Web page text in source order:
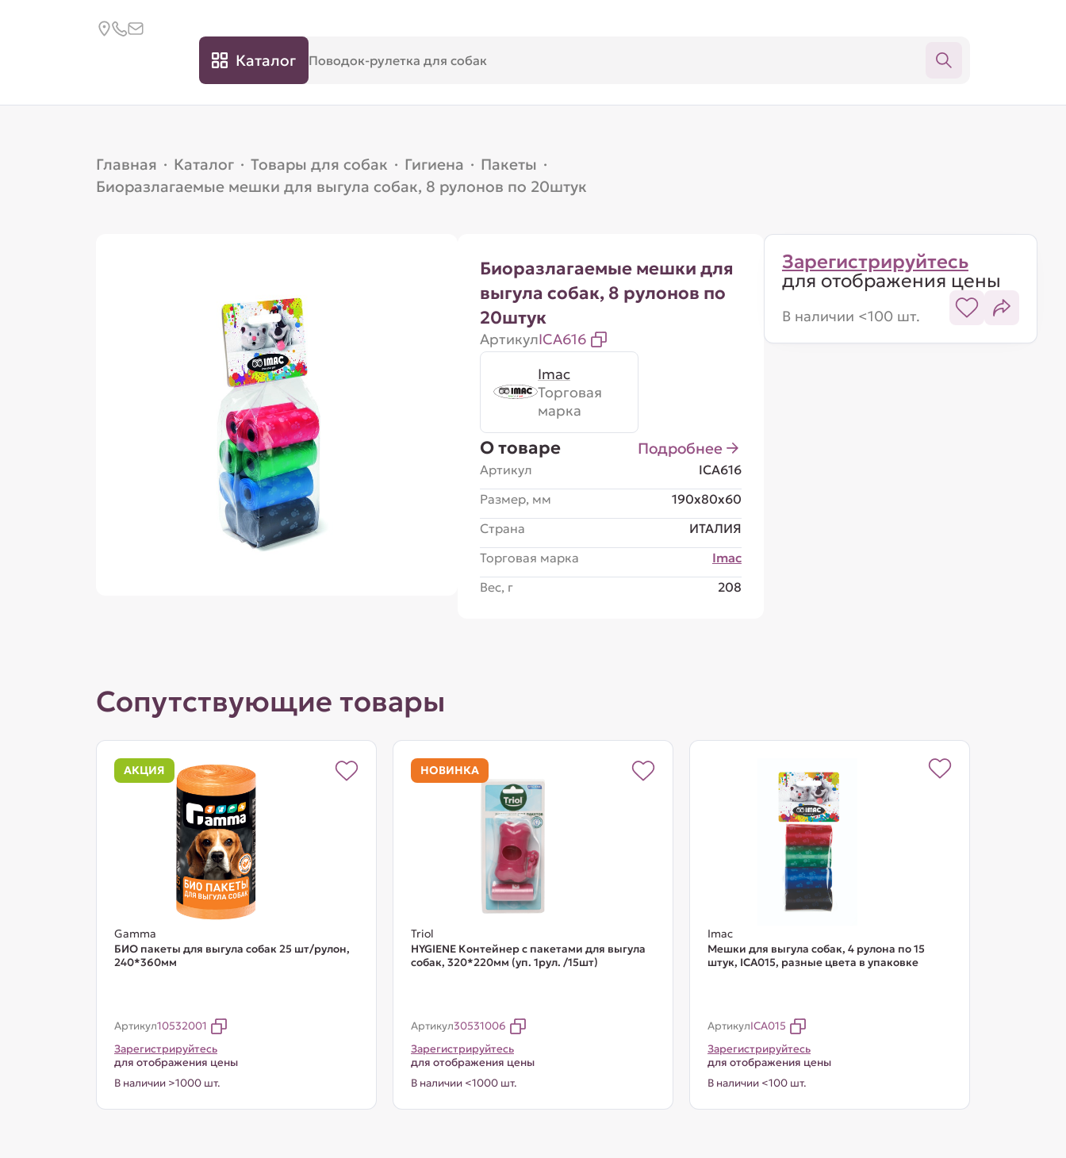
Каталог
Главная · Каталог · Товары для собак · Гигиена · Пакеты ·
Биоразлагаемые мешки для выгула собак, 8 рулонов по 20штук
Биоразлагаемые мешки для
выгула собак, 8 рулонов по
20штук
АртикулICA616
Imac
Торговая
марка
О товаре Подробнее
Артикул
ICA616
Размер, мм
190x80x60
Страна
ИТАЛИЯ
Торговая марка
Imac
Вес, г
208
Зарегистрируйтесь
для отображения цены
В наличии <100 шт.
Сопутствующие товары
АКЦИЯ
Gamma
БИО пакеты для выгула собак 25 шт/рулон,
240*360мм
Артикул10532001
Зарегистрируйтесь
для отображения цены
В наличии >1000 шт.
НОВИНКА
Triol
HYGIENE Контейнер с пакетами для выгула
собак, 320*220мм (уп. 1рул. /15шт)
Артикул30531006
Зарегистрируйтесь
для отображения цены
В наличии <1000 шт.
Imac
Мешки для выгула собак, 4 рулона по 15
штук, ICA015, разные цвета в упаковке
АртикулICA015
Зарегистрируйтесь
для отображения цены
В наличии <100 шт.